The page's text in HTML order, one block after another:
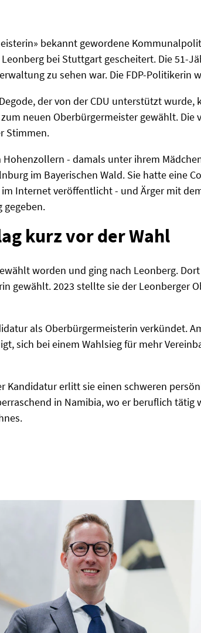
bekannt gewordene
bei Stuttgart gescheitert. Die 51-
zu sehen war. Die FDP-Politikerin
der von der CDU unterstützt
neuen Oberbürgermeister gewählt.
Stimmen.
- damals unter ihrem
im Bayerischen Wald. Sie hatte eine
Internet veröffentlicht - und Ärger mit
gegeben.
kurz vor der Wahl
worden und ging nach Leonberg.
gewählt. 2023 stellte sie der Leonberger
als Oberbürgermeisterin verkündet.
sich bei einem Wahlsieg für mehr
Kandidatur erlitt sie einen schweren
in Namibia, wo er beruflich